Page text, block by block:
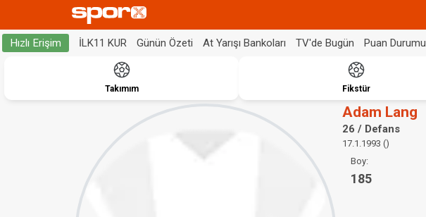
Hızlı Erişim İLK11 KUR Günün Özeti At Yarışı Bankoları TV'de Bugün Puan Durumu
Takımım Fikstür
Adam Lang
26 / Defans
17.1.1993 ()
Boy:
185